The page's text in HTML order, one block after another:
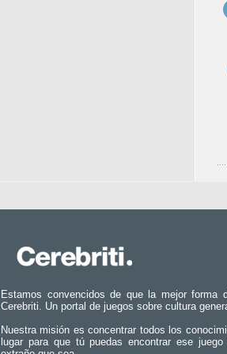
Estamos convencidos de que la mejor forma
Cerebriti. Un portal de juegos sobre cultura
Nuestra misión es concentrar todos los
lugar para que tú puedas encontrar ese